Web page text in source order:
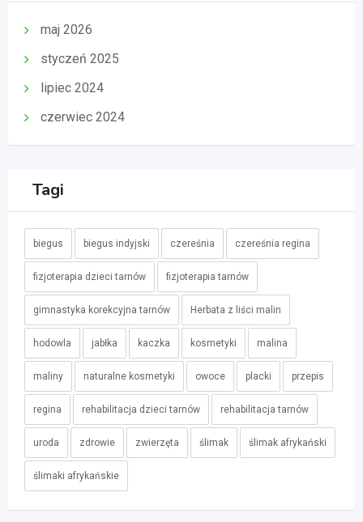
maj 2026
styczeń 2025
lipiec 2024
czerwiec 2024
Tagi
biegus biegus indyjski czereśnia czereśnia regina
fizjoterapia dzieci tarnów fizjoterapia tarnów
gimnastyka korekcyjna tarnów Herbata z liści malin
hodowla jabłka kaczka kosmetyki malina
maliny naturalne kosmetyki owoce placki przepis
regina rehabilitacja dzieci tarnów rehabilitacja tarnów
uroda zdrowie zwierzęta ślimak ślimak afrykański
ślimaki afrykańskie